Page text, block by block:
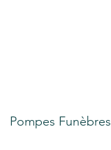
Pompes Funèbres